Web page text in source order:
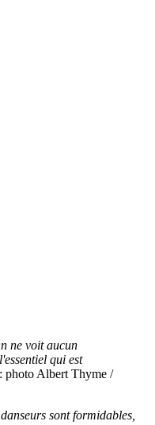
ne voit aucun
qui est
photo Albert Thyme /
sont formidables,